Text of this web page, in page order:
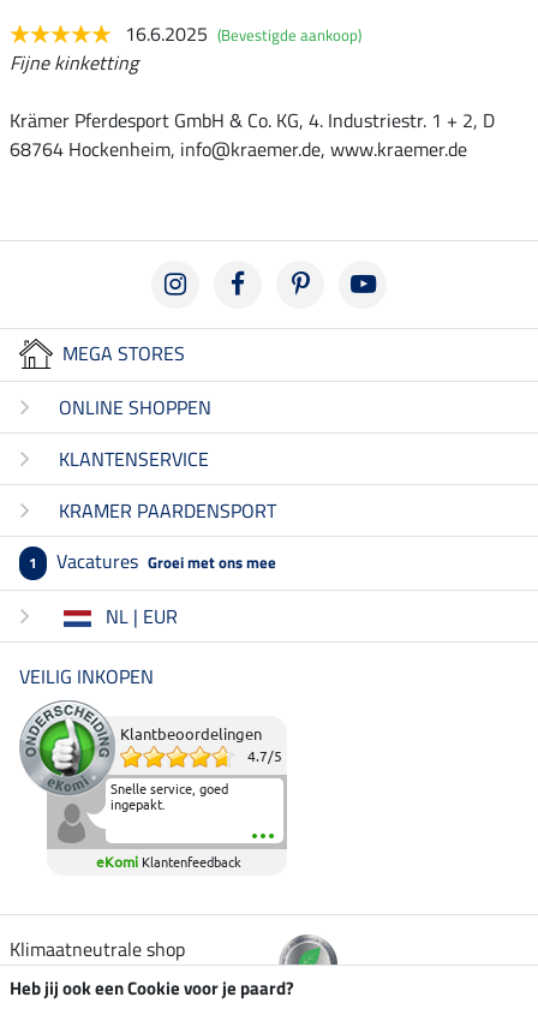
16.6.2025 (Bevestigde aankoop)
Fijne kinketting
Krämer Pferdesport GmbH & Co. KG, 4. Industriestr. 1 + 2, D
68764 Hockenheim, info@kraemer.de, www.kraemer.de
MEGA STORES
ONLINE SHOPPEN
KLANTENSERVICE
KRAMER PAARDENSPORT
1 Vacatures Groei met ons mee
NL | EUR
VEILIG INKOPEN
Klantbeoordelingen
4.7/5
Snelle service, goed
ingepakt.
eKomi Klantenfeedback
Klimaatneutrale shop
Heb jij ook een Cookie voor je paard?